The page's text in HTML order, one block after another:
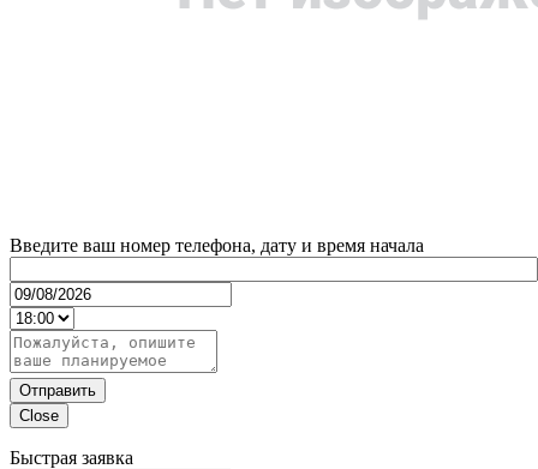
Введите ваш номер телефона, дату и время начала
Отправить
Close
Быстрая заявка